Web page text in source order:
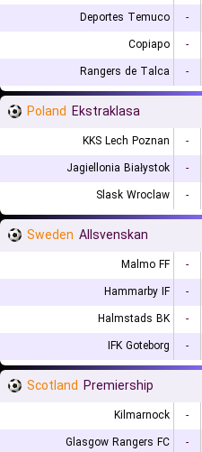
Deportes Temuco
-
Copiapo
-
Rangers de Talca
-
Poland Ekstraklasa
KKS Lech Poznan -
Jagiellonia Białystok
-
Slask Wroclaw
-
Sweden Allsvenskan
Malmo FF -
Hammarby IF
-
Halmstads BK
-
IFK Goteborg
-
Scotland Premiership
Kilmarnock -
Glasgow Rangers FC
-